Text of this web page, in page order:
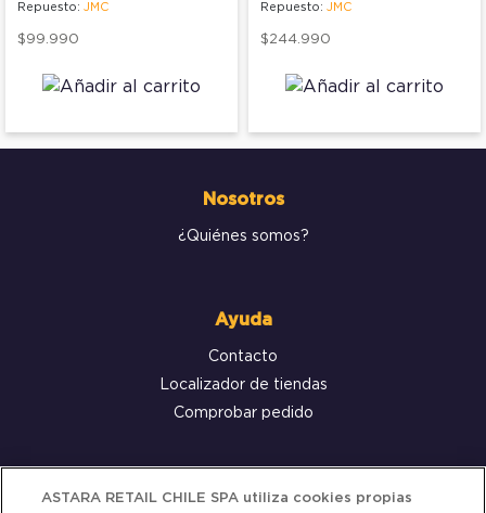
Repuesto: JMC
$99.990
Repuesto: JMC
$244.990
Nosotros
¿Quiénes somos?
Ayuda
Contacto
Localizador de tiendas
Comprobar pedido
Servicio al cliente
ASTARA RETAIL CHILE SPA utiliza cookies propias